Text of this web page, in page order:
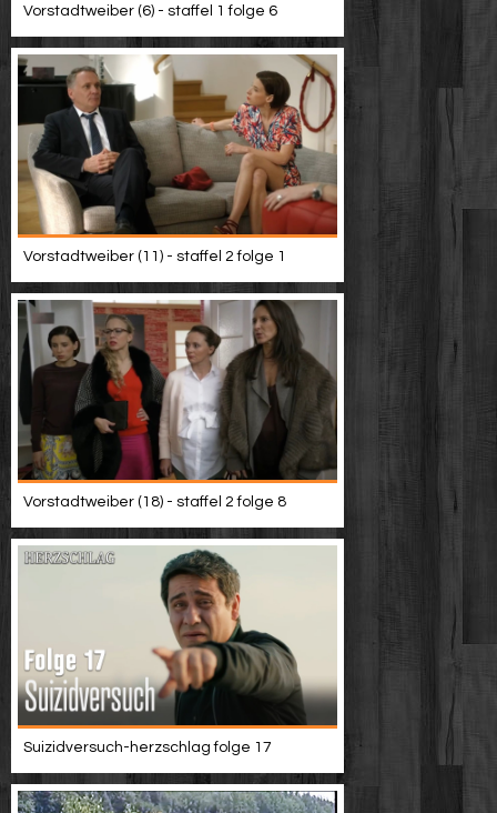
Vorstadtweiber (6) - staffel 1 folge 6
Vorstadtweiber (11) - staffel 2 folge 1
Vorstadtweiber (18) - staffel 2 folge 8
Suizidversuch-herzschlag folge 17